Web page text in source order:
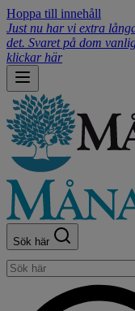
Hoppa till innehåll
Just nu har vi extra
det. Svaret på dom
klickar här
Sök här